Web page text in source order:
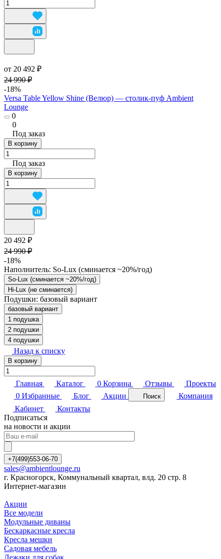
от 20 492 ₽
24 990 ₽
-18%
Versa Table Yellow Shine (Велюр) — столик-пуф Ambient
Lounge
0
0
Под заказ
В корзину
Под заказ
В корзину
20 492 ₽
24 990 ₽
-18%
Наполнитель: So-Lux (cминается ~20%/год)
So-Lux (cминается ~20%/год)
Hi-Lux (не сминается)
Подушки: базовый вариант
базовый вариант
1 подушка
2 подушки
4 подушки
Назад к списку
В корзину
Главная Каталог 0 Корзина Отзывы
Проекты
0 Избранные Блог Акции Поиск
Компания
Кабинет
Контакты
Подписаться
на новости и акции
+7(499)553-06-70
sales@ambientlounge.ru
г. Красногорск, Коммунальный квартал, влд. 20 стр. 8
Интернет-магазин
Акции
Все модели
Модульные диваны
Бескаркасные кресла
Кресла мешки
Садовая мебель
Лежаки для собак